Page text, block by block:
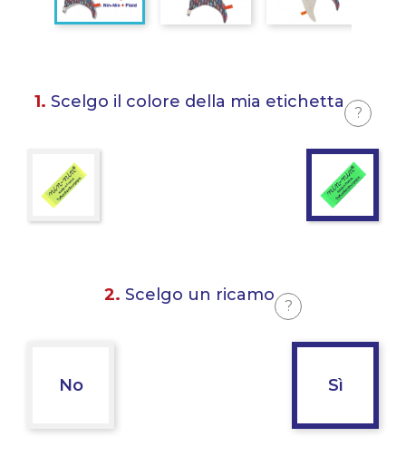
1. Scelgo il colore della mia etichetta
?
2. Scelgo un ricamo
?
No Sì